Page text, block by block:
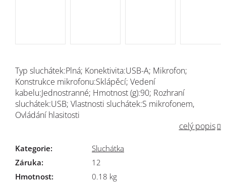
Typ sluchátek:Plná; Konektivita:USB-A; Mikrofon;
Konstrukce mikrofonu:Sklápěcí; Vedení
kabelu:Jednostranné; Hmotnost (g):90; Rozhraní
sluchátek:USB; Vlastnosti sluchátek:S mikrofonem,
Ovládání hlasitosti
celý popis
Kategorie:
Sluchátka
Záruka:
12
Hmotnost:
0.18 kg